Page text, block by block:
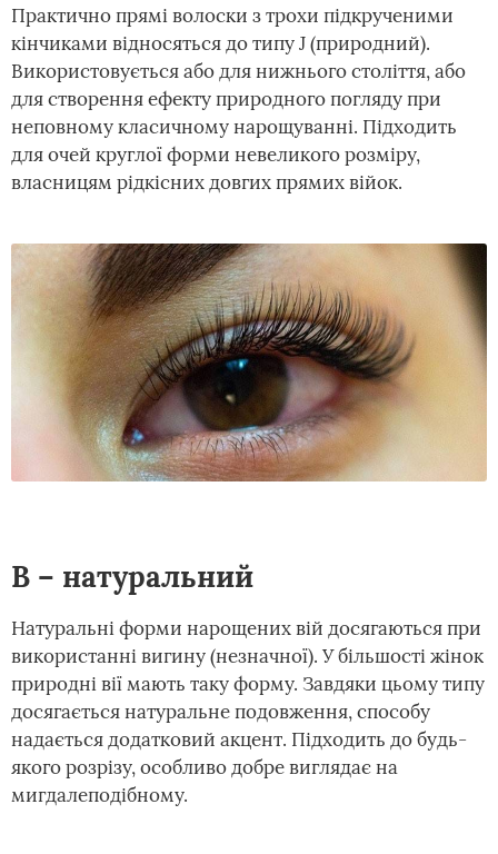
Практично прямі волоски з трохи підкрученими
кінчиками відносяться до типу J (природний).
Використовується або для нижнього століття, або
для створення ефекту природного погляду при
неповному класичному нарощуванні. Підходить
для очей круглої форми невеликого розміру,
власницям рідкісних довгих прямих війок.
В – натуральний
Натуральні форми нарощених вій досягаються при
використанні вигину (незначної). У більшості жінок
природні вії мають таку форму. Завдяки цьому типу
досягається натуральне подовження, способу
надається додатковий акцент. Підходить до будь-
якого розрізу, особливо добре виглядає на
мигдалеподібному.